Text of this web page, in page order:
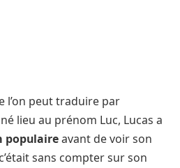
l’on peut traduire par
lieu au prénom Luc, Lucas a
populaireavant de voir son
sans compter sur son